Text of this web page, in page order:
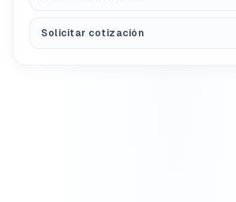
Solicitar cotización